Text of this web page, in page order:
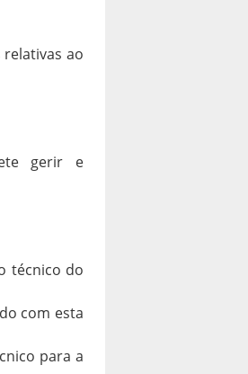
ao
gerir e
técnico do
com esta
para a